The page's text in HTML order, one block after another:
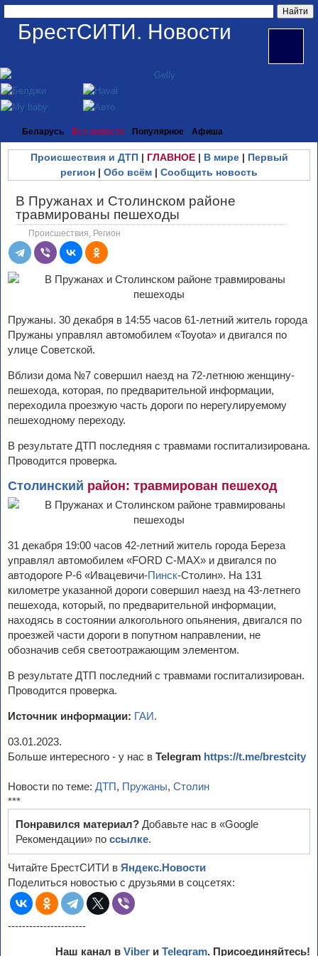
БрестСИТИ. Новости
Беларусь Все новости Популярное Афиша
Происшествия и ДТП| ГЛАВНОЕ| В мире| Первый
регион | Обо всём | Сообщить новость
В Пружанах и Столинском районе
травмированы пешеходы
Происшествия Регион
Пружаны. 30 декабря в 14:55 часов 61-летний житель города
Пружаны управлял автомобилем «Toyota» и двигался по
улице Советской.
Вблизи дома №7 совершил наезд на 72-летнюю женщину-
пешехода, которая, по предварительной информации,
переходила проезжую часть дороги по нерегулируемому
пешеходному переходу.
В результате ДТП последняя с травмами госпитализирована.
Проводится проверка.
Столинский район: травмирован пешеход
31 декабря 19:00 часов 42-летний житель города Береза
управлял автомобилем «FORD C-MAX» и двигался по
автодороге Р-6 «Ивацевичи-Пинск-Столин». На 131
километре указанной дороги совершил наезд на 43-летнего
пешехода, который, по предварительной информации,
находясь в состоянии алкогольного опьянения, двигался по
проезжей части дороги в попутном направлении, не
обозначив себя светоотражающим элементом.
В результате ДТП последний с травмами госпитализирован.
Проводится проверка.
Источник информации: ГАИ.
03.01.2023.
Больше интересного - у нас в Telegram https://t.me/brestcity
Новости по теме: ДТП, Пружаны, Столин
***
Понравился материал? Добавьте нас в «Google
Рекомендации» по ссылке.
Читайте БрестСИТИ в Яндекс.Новости
Поделиться новостью с друзьями в соцсетях:
----------------------
Наш канал в Viber и Telegram. Присоединяйтесь!